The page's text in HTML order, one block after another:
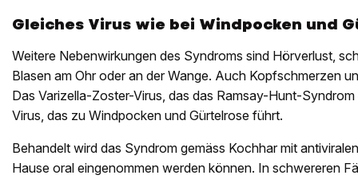
Gleiches Virus wie bei Windpocken und
Weitere Nebenwirkungen des Syndroms sind Hörverlust,
Blasen am Ohr oder an der Wange. Auch Kopfschmerzen
Das Varizella-Zoster-Virus, das das Ramsay-Hunt-
Virus, das zu Windpocken und Gürtelrose führt.
Behandelt wird das Syndrom gemäss Kochhar mit
Hause oral eingenommen werden können. In schwereren